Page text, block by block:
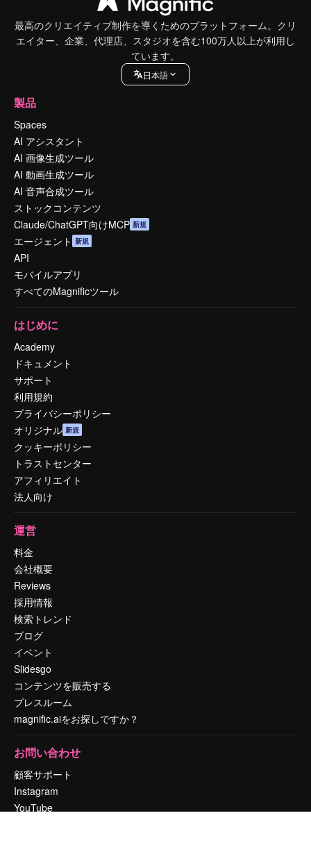
最高のクリエイティブ制作を導くためのプラットフォーム。クリ
エイター、企業、代理店、スタジオを含む100万人以上が利用し
ています。
日本語
製品
Spaces
AI アシスタント
AI 画像生成ツール
AI 動画生成ツール
AI 音声合成ツール
ストックコンテンツ
Claude/ChatGPT向けMCP 新規
エージェント 新規
API
モバイルアプリ
すべてのMagnificツール
はじめに
Academy
ドキュメント
サポート
利用規約
プライバシーポリシー
オリジナル 新規
クッキーポリシー
トラストセンター
アフィリエイト
法人向け
運営
料金
会社概要
Reviews
採用情報
検索トレンド
ブログ
イベント
Slidesgo
コンテンツを販売する
プレスルーム
magnific.aiをお探しですか？
お問い合わせ
顧客サポート
Instagram
YouTube